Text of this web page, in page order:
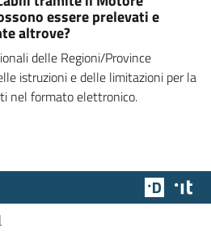
essere prelevati e
altrove?
delle Regioni/Province
istruzioni e delle limitazioni per la
nel formato elettronico.
Team